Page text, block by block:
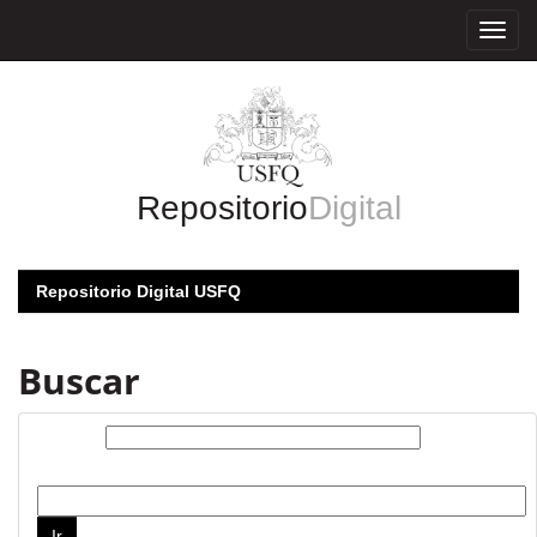
RepositorioDigital
Repositorio Digital USFQ
Buscar